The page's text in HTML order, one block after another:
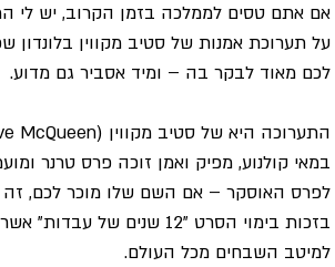
אם אתם טסים לממלכה בזמן הקרוב, יש לי
על תערוכת אמנות של סטיב מקווין בלונדון
לכם מאוד לבקר בה – ומיד אסביר גם מדוע.
במאי קולנוע, מפיק ואמן זוכה פרס טרנר
לפרס האוסקר – אם השם שלו מוכר לכם,
בזכות בימוי הסרט "12 שנים של
למיטב השבחים מכל העולם.